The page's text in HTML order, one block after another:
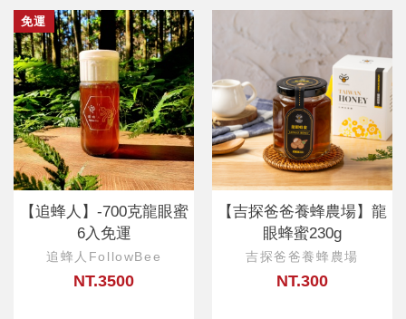
免運
【追蜂人】-700克龍眼蜜
6入免運
追蜂人FollowBee
NT.3500
【吉探爸爸養蜂農場】龍
眼蜂蜜230g
吉探爸爸養蜂農場
NT.300